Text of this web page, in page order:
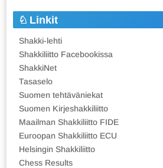
Linkit
Shakki-lehti
Shakkiliitto Facebookissa
ShakkiNet
Tasaselo
Suomen tehtäväniekat
Suomen Kirjeshakkiliitto
Maailman Shakkiliitto FIDE
Euroopan Shakkiliitto ECU
Helsingin Shakkiliitto
Chess Results